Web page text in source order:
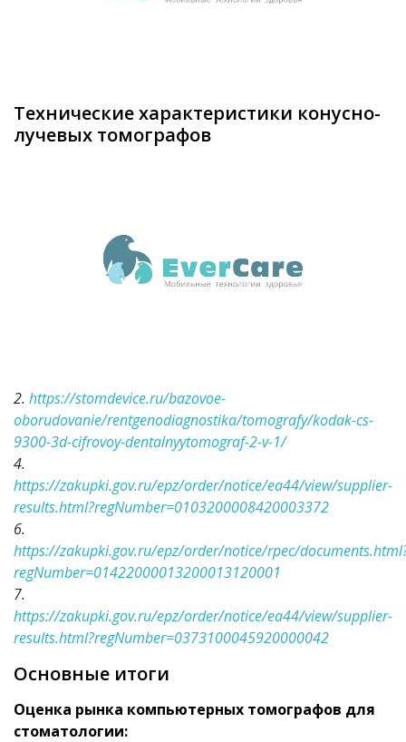
Технические характеристики конусно-
лучевых томографов
2. https://stomdevice.ru/bazovoe-
oborudovanie/rentgenodiagnostika/tomografy/kodak-cs-
9300-3d-cifrovoy-dentalnyytomograf-2-v-1/
4.
https://zakupki.gov.ru/epz/order/notice/ea44/view/supplier-
results.html?regNumber=0103200008420003372
6.
https://zakupki.gov.ru/epz/order/notice/rpec/
regNumber=01422000013200013120001
7.
https://zakupki.gov.ru/epz/order/notice/ea44/view/supplier-
results.html?regNumber=0373100045920000042
Основные итоги
Оценка рынка компьютерных томографов для
стоматологии: